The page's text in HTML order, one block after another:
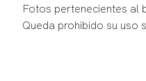
Fotos pertenecientes al
Queda prohibido su uso